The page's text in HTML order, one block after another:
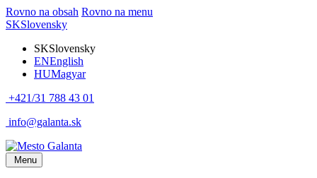
Rovno na obsah Rovno na menu
SKSlovensky
SKSlovensky
ENEnglish
HUMagyar
+421/31 788 43 01
info@galanta.sk
Menu